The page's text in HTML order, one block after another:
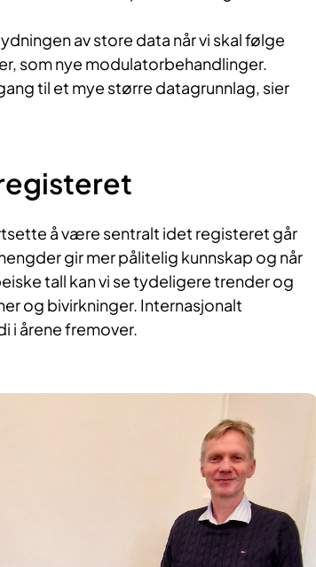
av store data når vi skal følge
som nye modulatorbehandlinger.
til et mye større datagrunnlag, sier
å være sentralt idet registeret går
gir mer pålitelig kunnskap og når
tall kanvi se tydeligeretrender og
og bivirkninger. Internasjonalt
i årene fremover.